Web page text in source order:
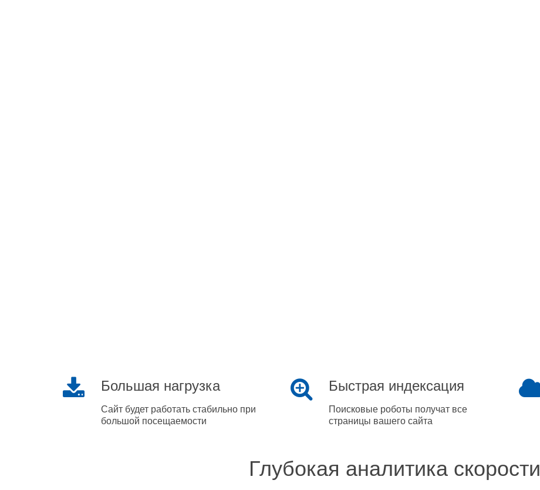
Большая нагрузка
Сайт будет работать стабильно при
большой посещаемости
Быстрая индексация
Поисковые роботы получат все
страницы вашего сайта
Глубокая аналитика скорости